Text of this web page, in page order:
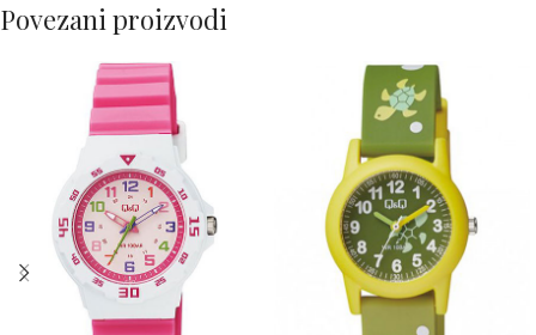
Povezani proizvodi